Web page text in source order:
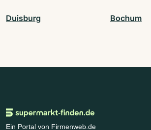
Duisburg Bochum
Ein Portal von Firmenweb.de